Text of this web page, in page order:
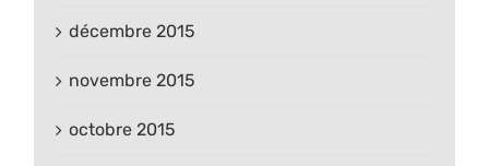
décembre 2015
novembre 2015
octobre 2015